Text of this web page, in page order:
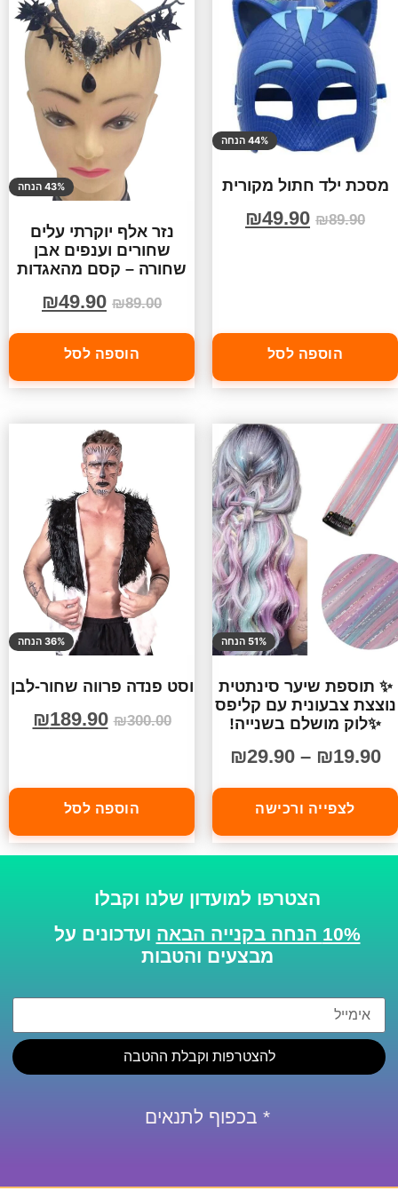
44% הנחה
מסכת ילד חתול מקורית
₪89.90
₪49.90
הוספה לסל
43% הנחה
נזר אלף יוקרתי עלים
שחורים וענפים אבן
שחורה – קסם מהאגדות
₪89.00
₪49.90
הוספה לסל
51% הנחה
✨ תוספת שיער סינתטית
נוצצת צבעונית עם קליפס
✨לוק מושלם בשנייה!
₪19.90
–
₪29.90
לצפייה ורכישה
36% הנחה
וסט פנדה פרווה שחור-לבן
₪300.00
₪189.90
הוספה לסל
הצטרפו למועדון שלנו וקבלו
10% הנחה בקנייה הבאה
ועדכונים על
מבצעים והטבות
להצטרפות וקבלת ההטבה
* בכפוף לתנאים